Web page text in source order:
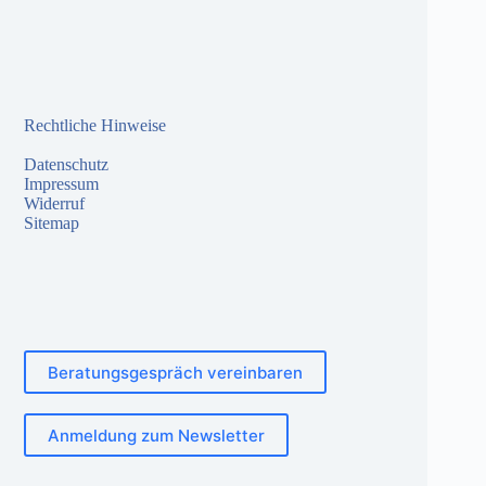
Rechtliche Hinweise
Datenschutz
Impressum
Widerruf
Sitemap
Beratungsgespräch vereinbaren
Anmeldung zum Newsletter